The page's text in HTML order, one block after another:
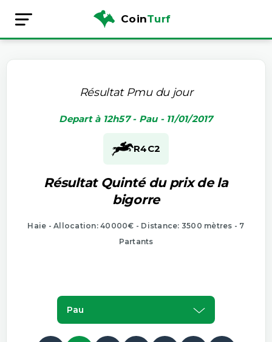
CoinTurf
Résultat Pmu du jour
Depart à 12h57 - Pau - 11/01/2017
R4C2
Résultat Quinté du prix de la
bigorre
Haie - Allocation: 40000€ - Distance: 3500 mètres - 7
Partants
Pau